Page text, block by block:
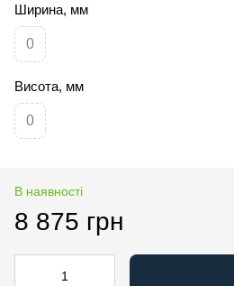
Ширина, мм
0
Висота, мм
0
В наявності
8 875 грн